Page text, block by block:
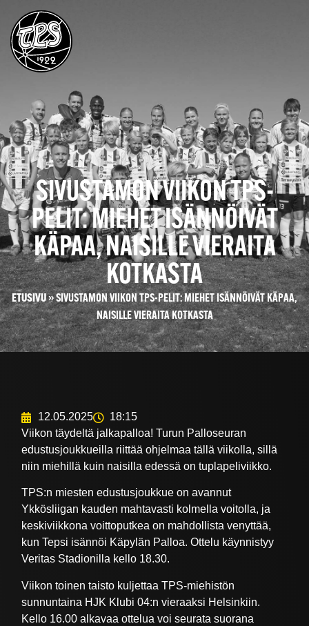
SIVUSTAMON VIIKON TPS-
PELIT: MIEHET ISÄNNÖIVÄT
KÄPAA, NAISILLE VIERAITA
KOTKASTA
ETUSIVU»SIVUSTAMON VIIKON TPS-PELIT: MIEHET ISÄNNÖIVÄT KÄPAA,
NAISILLE VIERAITA KOTKASTA
12.05.2025
18:15
Viikon täydeltä jalkapalloa! Turun Palloseuran
edustusjoukkueilla riittää ohjelmaa tällä viikolla, sillä
niin miehillä kuin naisilla edessä on tuplapeliviikko.
TPS:n miesten edustusjoukkue on avannut
Ykkösliigan kauden mahtavasti kolmella voitolla, ja
keskiviikkona voittoputkea on mahdollista venyttää,
kun Tepsi isännöi Käpylän Palloa. Ottelu käynnistyy
Veritas Stadionilla kello 18.30.
Viikon toinen taisto kuljettaa TPS-miehistön
sunnuntaina HJK Klubi 04:n vieraaksi Helsinkiin.
Kello 16.00 alkavaa ottelua voi seurata suorana